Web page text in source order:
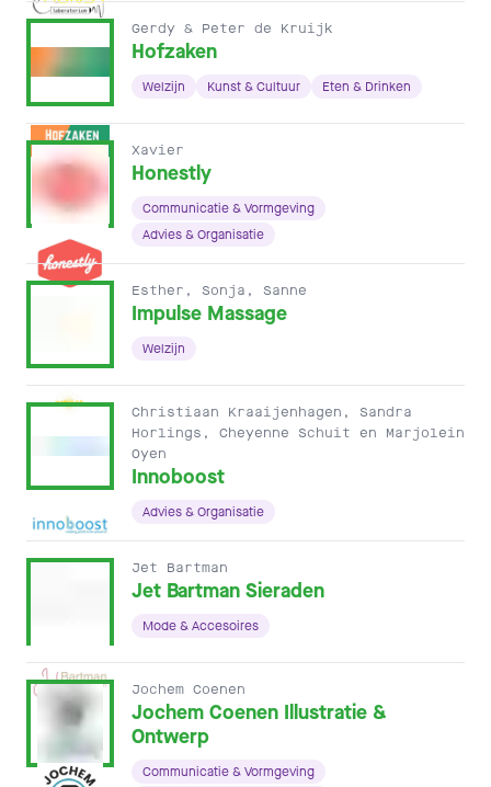
Gerdy & Peter de Kruijk
Hofzaken
Welzijn Kunst & Cultuur Eten & Drinken
Xavier
Honestly
Communicatie & Vormgeving
Advies & Organisatie
Esther, Sonja, Sanne
Impulse Massage
Welzijn
Christiaan Kraaijenhagen, Sandra
Horlings, Cheyenne Schuit en Marjolein
Oyen
Innoboost
Advies & Organisatie
Jet Bartman
Jet Bartman Sieraden
Mode & Accesoires
Jochem Coenen
Jochem Coenen Illustratie &
Ontwerp
Communicatie & Vormgeving